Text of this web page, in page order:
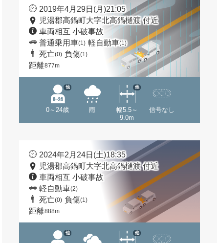
2019年4月29日(月)21:05
児湯郡高鍋町大字北高鍋樋渡 付近
車両相互 小破事故
普通乗用車(1) 軽自動車(1)
死亡(0) 負傷(1)
距離877m
0～24歳
他
雨
幅5.5～
9.0m
他
信号なし
2024年2月24日(土)18:35
児湯郡高鍋町大字北高鍋樋渡 付近
車両相互 小破事故
軽自動車(2)
死亡(0) 負傷(1)
距離888m
他 他